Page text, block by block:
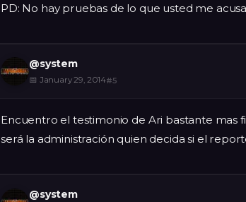
PD: No hay pruebas de lo que usted me
@system
📅 January 29, 2014#5
Encuentro el testimonio de Ari bastante mas
será la administración quien decida si el
@system